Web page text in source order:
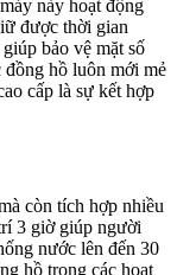
này hoạt động
được thời gian
bảo vệ mặt số
hồ luôn mới mẻ
cấp là sự kết hợp
còn tích hợp nhiều
3 giờ giúp người
nước lên đến 30
hồ trong các hoạt